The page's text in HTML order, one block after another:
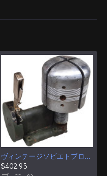
ヴィンテージソビエトプロの電気帽子ストレッチャー/乾燥機ロシア軍本物の軍事機器
$402.95